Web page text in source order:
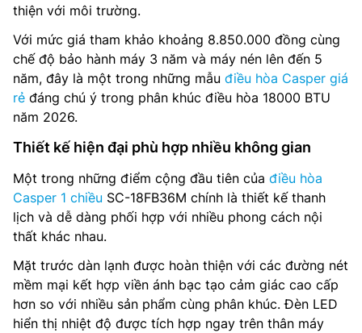
thiện với môi trường.
Với mức giá tham khảo khoảng 8.850.000 đồng cùng
chế độ bảo hành máy 3 năm và máy nén lên đến 5
năm, đây là một trong những mẫu điều hòa Casper giá
rẻ đáng chú ý trong phân khúc điều hòa 18000 BTU
năm 2026.
Thiết kế hiện đại phù hợp nhiều không gian
Một trong những điểm cộng đầu tiên của điều hòa
Casper 1 chiều SC-18FB36M chính là thiết kế thanh
lịch và dễ dàng phối hợp với nhiều phong cách nội
thất khác nhau.
Mặt trước dàn lạnh được hoàn thiện với các đường nét
mềm mại kết hợp viền ánh bạc tạo cảm giác cao cấp
hơn so với nhiều sản phẩm cùng phân khúc. Đèn LED
hiển thị nhiệt độ được tích hợp ngay trên thân máy